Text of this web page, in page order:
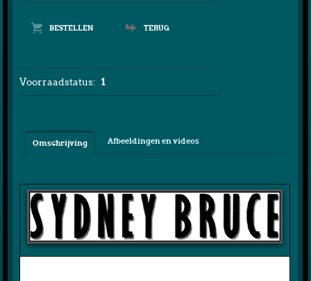
TERUG
Voorraadstatus: 1
Omschrijving Afbeeldingen en videos